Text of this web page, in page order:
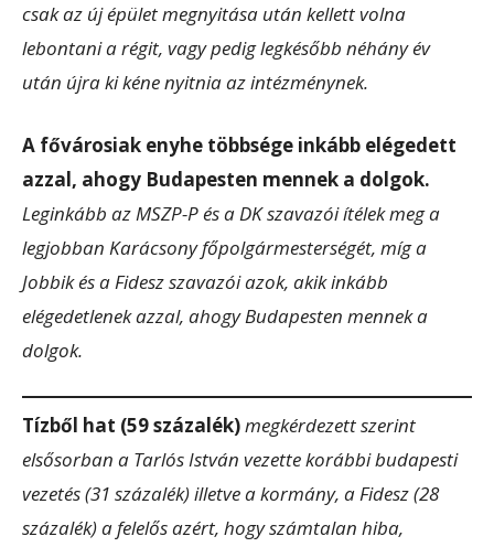
csak az új épület megnyitása után kellett volna
lebontani a régit, vagy pedig legkésőbb néhány év
után újra ki kéne nyitnia az intézménynek.
A fővárosiak enyhe többsége inkább elégedett
azzal, ahogy Budapesten mennek a dolgok.
Leginkább az MSZP-P és a DK szavazói ítélek meg a
legjobban Karácsony főpolgármesterségét, míg a
Jobbik és a Fidesz szavazói azok, akik inkább
elégedetlenek azzal, ahogy Budapesten mennek a
dolgok.
Tízből hat (59 százalék)megkérdezett szerint
elsősorban a Tarlós István vezette korábbi budapesti
vezetés (31 százalék) illetve a kormány, a Fidesz (28
százalék) a felelős azért, hogy számtalan hiba,